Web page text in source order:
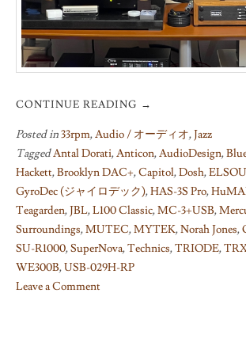
CONTINUE READING →
Posted in33rpm,Audio / オーディオ,Jazz
TaggedAntal Dorati,Anticon,AudioDesign,
Hackett,Brooklyn DAC+,Capitol,Dosh,
GyroDec (ジャイロデック),HAS-3S Pro,
Teagarden,JBL,L100 Classic,MC-3+USB,
Surroundings,MUTEC,MYTEK,Norah Jones,
SU-R1000,SuperNova,Technics,TRIODE,
WE300B,USB-029H-RP
Leave a Comment